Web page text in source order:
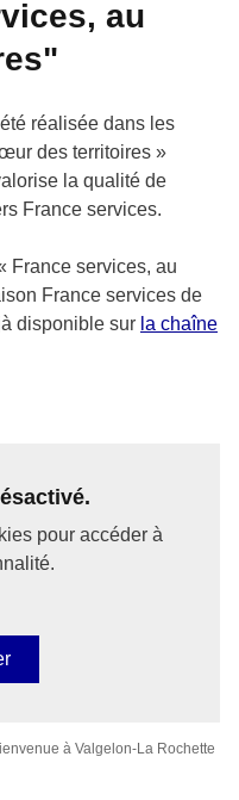
au
réalisée dans les
des territoires »
la qualité de
France services.
France services, au
France services de
disponible sur la chaîne
pour accéder à
à Valgelon-La Rochette